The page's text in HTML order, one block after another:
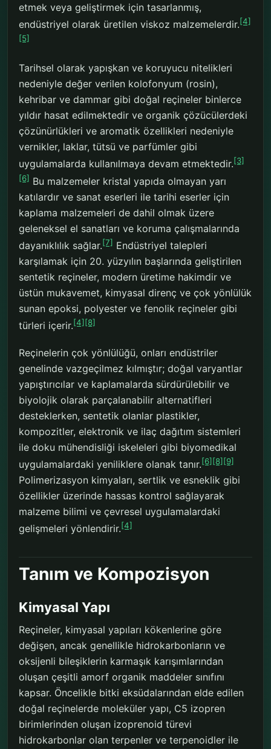
etmek veya geliştirmek için tasarlanmış,
endüstriyel olarak üretilen viskoz malzemelerdir.[4]
[5]
Tarihsel olarak yapışkan ve koruyucu nitelikleri
nedeniyle değer verilen kolofonyum (rosin),
kehribar ve dammar gibi doğal reçineler binlerce
yıldır hasat edilmektedir ve organik çözücülerdeki
çözünürlükleri ve aromatik özellikleri nedeniyle
vernikler, laklar, tütsü ve parfümler gibi
uygulamalarda kullanılmaya devam etmektedir.[3]
[6] Bu malzemeler kristal yapıda olmayan yarı
katılardır ve sanat eserleri ile tarihi eserler için
kaplama malzemeleri de dahil olmak üzere
geleneksel el sanatları ve koruma çalışmalarında
dayanıklılık sağlar.[7] Endüstriyel talepleri
karşılamak için 20. yüzyılın başlarında geliştirilen
sentetik reçineler, modern üretime hakimdir ve
üstün mukavemet, kimyasal direnç ve çok yönlülük
sunan epoksi, polyester ve fenolik reçineler gibi
türleri içerir.[4] [8]
Reçinelerin çok yönlülüğü, onları endüstriler
genelinde vazgeçilmez kılmıştır; doğal varyantlar
yapıştırıcılar ve kaplamalarda sürdürülebilir ve
biyolojik olarak parçalanabilir alternatifleri
desteklerken, sentetik olanlar plastikler,
kompozitler, elektronik ve ilaç dağıtım sistemleri
ile doku mühendisliği iskeleleri gibi biyomedikal
uygulamalardaki yeniliklere olanak tanır.[6] [8] [9]
Polimerizasyon kimyaları, sertlik ve esneklik gibi
özellikler üzerinde hassas kontrol sağlayarak
malzeme bilimi ve çevresel uygulamalardaki
gelişmeleri yönlendirir.[4]
Tanım ve Kompozisyon
Kimyasal Yapı
Reçineler, kimyasal yapıları kökenlerine göre
değişen, ancak genellikle hidrokarbonların ve
oksijenli bileşiklerin karmaşık karışımlarından
oluşan çeşitli amorf organik maddeler sınıfını
kapsar. Öncelikle bitki eksüdalarından elde edilen
doğal reçinelerde moleküler yapı, C5 izopren
birimlerinden oluşan izoprenoid türevi
hidrokarbonlar olan terpenler ve terpenoidler ile